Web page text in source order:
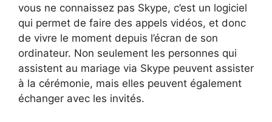
vous ne connaissez pas Skype, c’est un logiciel
qui permet de faire des appels vidéos, et donc
de vivre le moment depuis l’écran de son
ordinateur. Non seulement les personnes qui
assistent au mariage via Skype peuvent assister
à la cérémonie, mais elles peuvent également
échanger avec les invités.